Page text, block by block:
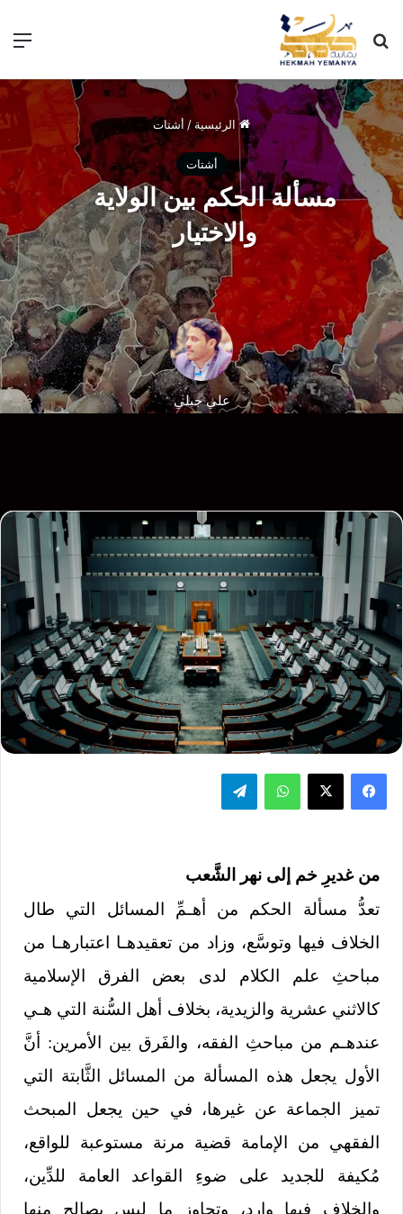
الرئيسية/ أشتات
أشتات
مسألة الحكم بين الولاية
والاختيار
علي جبلي
من غديرِ خم إلى نهر الشَّعب
تعدُّ مسألة الحكم من أهـمِّ المسائل التي طال
الخلاف فيها وتوسَّع، وزاد من تعقيدهـا اعتبارهـا من
مباحثِ علم الكلام لدى بعض الفرق الإسلامية
كالاثني عشرية والزيدية، بخلاف أهل السُّنة التي هـي
عندهـم من مباحثِ الفقه، والفَرق بين الأمرين: أنَّ
الأول يجعل هذه المسألة من المسائل الثَّابتة التي
تميز الجماعة عن غيرها، في حين يجعل المبحث
الفقهي من الإمامة قضية مرنة مستوعبة للواقع،
مُكيفة للجديد على ضوءِ القواعد العامة للدِّين،
والخلاف فيها وارد، وتجاوز ما ليس بصالحٍ منها